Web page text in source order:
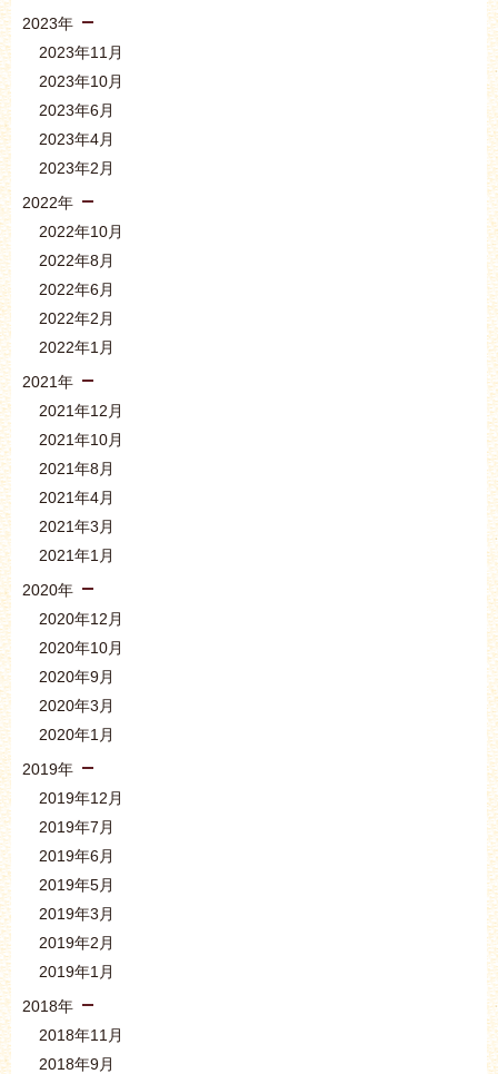
2023年
2023年11月
2023年10月
2023年6月
2023年4月
2023年2月
2022年
2022年10月
2022年8月
2022年6月
2022年2月
2022年1月
2021年
2021年12月
2021年10月
2021年8月
2021年4月
2021年3月
2021年1月
2020年
2020年12月
2020年10月
2020年9月
2020年3月
2020年1月
2019年
2019年12月
2019年7月
2019年6月
2019年5月
2019年3月
2019年2月
2019年1月
2018年
2018年11月
2018年9月